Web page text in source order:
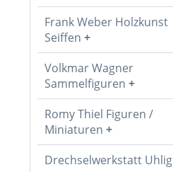
Frank Weber Holzkunst
Seiffen
Volkmar Wagner
Sammelfiguren
Romy Thiel Figuren /
Miniaturen
Drechselwerkstatt Uhlig